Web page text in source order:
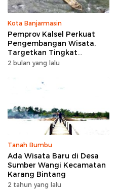
Kota Banjarmasin
Pemprov Kalsel Perkuat
Pengembangan Wisata,
Targetkan Tingkat
Kunjungan Naik 5 Persen di
2 bulan yang lalu
Tanah Bumbu
Ada Wisata Baru di Desa
Sumber Wangi Kecamatan
Karang Bintang
2 tahun yang lalu